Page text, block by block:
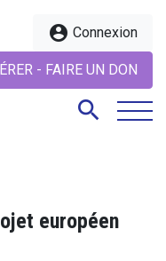
account_circle Connexion
- FAIRE UN DON
search
européen